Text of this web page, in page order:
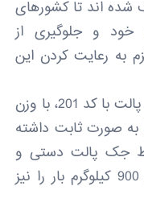
شده اند تا کشورهای
خود و جلوگیری از
به رعایت کردن این
پالت 120 در 80 تولید شرکت پارس پالت با کد 201، با وزن
تحمل وزن بار تا 3 تن را به صورت ثابت داشته
جک پالت دستی و
لیفتراک جابجا شود، می تواند وزن 900 کیلوگرم بار را نیز